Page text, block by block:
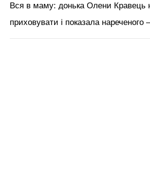
Вся в маму: донька Олени Кравець
приховувати і показала нареченого